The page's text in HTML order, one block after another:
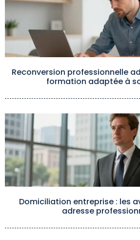
Reconversion professionnelle
formation adaptée à
Domiciliation entreprise : les
adresse